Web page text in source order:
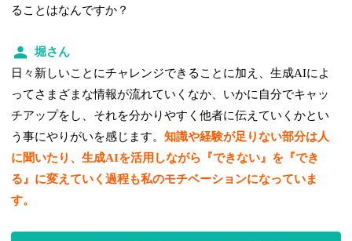
ることはなんですか？
堀さん
日々新しいことにチャレンジできることに加え、生成AIによ
ってさまざまな情報が流れていくなか、いかに自分でキャッ
チアップをし、それを分かりやすく他者に伝えていくかとい
う事にやりがいを感じます。知識や経験が足りない部分は人
に聞いたり、生成AIを活用しながら『できない』を『でき
る』に変えていく過程も私のモチベーションになっていま
す。